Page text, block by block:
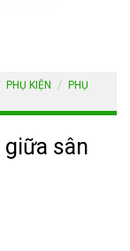
PHỤ KIỆN /
PHỤ
sân